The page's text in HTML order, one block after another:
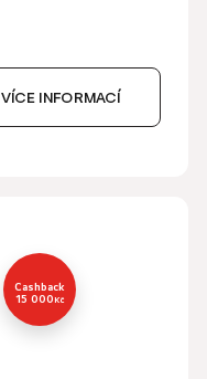
VÍCE INFORMACÍ
Cashback
15 000Kč